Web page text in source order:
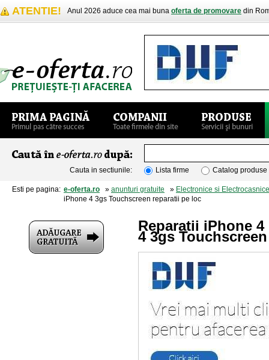
ATENTIE! Anul 2026 aduce cea mai buna oferta de promovare din
Cauta in sectiunile: Lista firme Catalog produse
Esti pe pagina: e-oferta.ro » anunturi gratuite » Electronice si Electrocasnice
iPhone 4 3gs Touchscreen reparatii pe loc
Reparatii iPhone
4 3gs